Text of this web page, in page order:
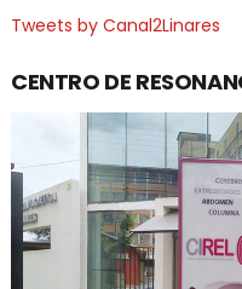
Tweets by Canal2Linares
CENTRO DE